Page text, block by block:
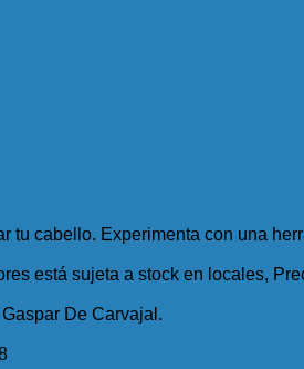
tu cabello. Experimenta con una
está sujeta a stock en locales,
De Carvajal.